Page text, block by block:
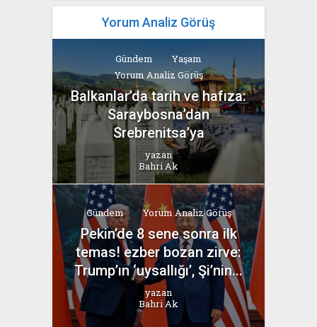
Yorum Analiz Görüş
Gündem
Yaşam
Yorum Analiz Görüş
Balkanlar’da tarih ve hafıza:
Saraybosna’dan
Srebrenitsa’ya
yazan
Bahri Ak
Gündem Yorum Analiz Görüş
Pekin’de 8 sene sonra ilk
temas! ezber bozan zirve:
Trump’ın ‘uysallığı’, Şi’nin...
yazan
Bahri Ak